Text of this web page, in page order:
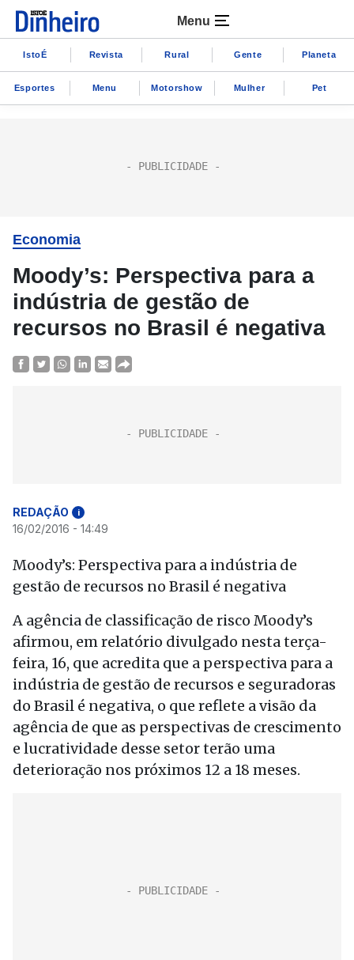
Menu
IstoÉ Revista Rural Gente Planeta
Esportes Menu Motorshow Mulher Pet
Economia
Moody’s: Perspectiva para a
indústria de gestão de
recursos no Brasil é negativa
REDAÇÃO i
16/02/2016 - 14:49
Moody’s: Perspectiva para a indústria de
gestão de recursos no Brasil é negativa
A agência de classificação de risco Moody’s
afirmou, em relatório divulgado nesta terça-
feira, 16, que acredita que a perspectiva para a
indústria de gestão de recursos e seguradoras
do Brasil é negativa, o que reflete a visão da
agência de que as perspectivas de crescimento
e lucratividade desse setor terão uma
deterioração nos próximos 12 a 18 meses.